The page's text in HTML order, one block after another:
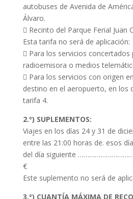
autobuses de Avenida de
Álvaro.
 Recinto del Parque Ferial Juan
Esta tarifa no será de aplicación:
 Para los servicios
radioemisora o medios
 Para los servicios con origen
destino en el aeropuerto, en los
tarifa 4.
2.º) SUPLEMENTOS:
Viajes en los días 24 y 31 de
entre las 21:00 horas de. esos
del día siguiente
€
Este suplemento no será de
3.º) CUANTÍA MÁXIMA DE